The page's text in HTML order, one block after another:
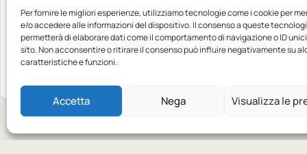
Per fornire le migliori esperienze, utilizziamo tecnologie come i cookie per
e/o accedere alle informazioni del dispositivo. Il consenso a queste
permetterà di elaborare dati come il comportamento di navigazione o ID
sito. Non acconsentire o ritirare il consenso può influire negativamente su
caratteristiche e funzioni.
Accetta Nega Visualizza le
Disponibili
Mostra
10
Azzera